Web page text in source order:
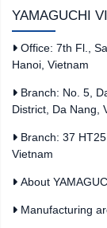
YAMAGUCHI
Office: 7th Fl.,
Hanoi, Vietnam
Branch: No. 5,
District, Da Nang,
Branch: 37
Vietnam
About
Manufacturing